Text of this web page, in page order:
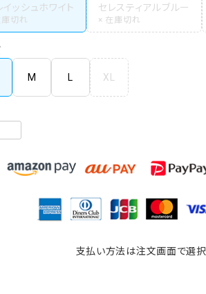
イッシュホワイト
セレスティアルブルー
M L XL
支払い方法は注文画面で選択